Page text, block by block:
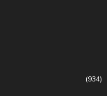
(934)